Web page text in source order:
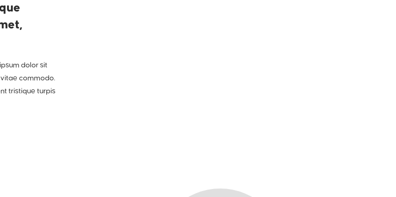
dolor sit
commodo.
tristique turpis